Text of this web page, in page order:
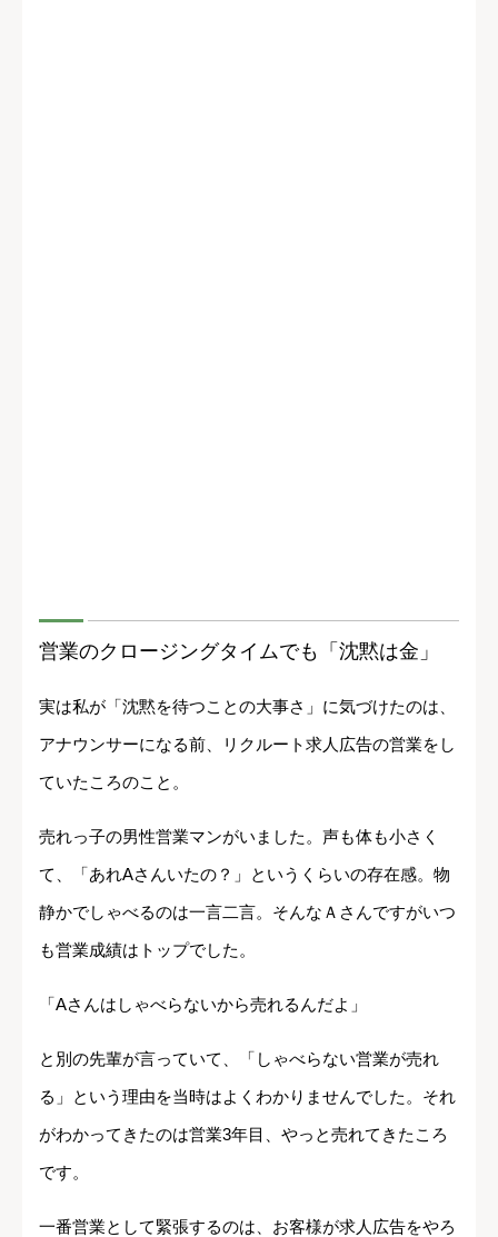
営業のクロージングタイムでも「沈黙は金」
実は私が「沈黙を待つことの大事さ」に気づけたのは、
アナウンサーになる前、リクルート求人広告の営業をし
ていたころのこと。
売れっ子の男性営業マンがいました。声も体も小さく
て、「あれAさんいたの？」というくらいの存在感。物
静かでしゃべるのは一言二言。そんなＡさんですがいつ
も営業成績はトップでした。
「Aさんはしゃべらないから売れるんだよ」
と別の先輩が言っていて、「しゃべらない営業が売れ
る」という理由を当時はよくわかりませんでした。それ
がわかってきたのは営業3年目、やっと売れてきたころ
です。
一番営業として緊張するのは、お客様が求人広告をやろ